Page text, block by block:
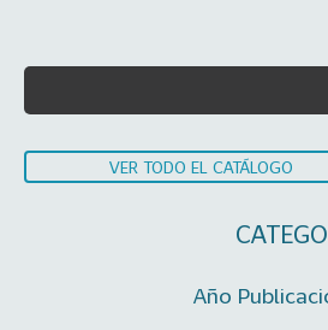
VER TODO EL CATÁLOGO
Año